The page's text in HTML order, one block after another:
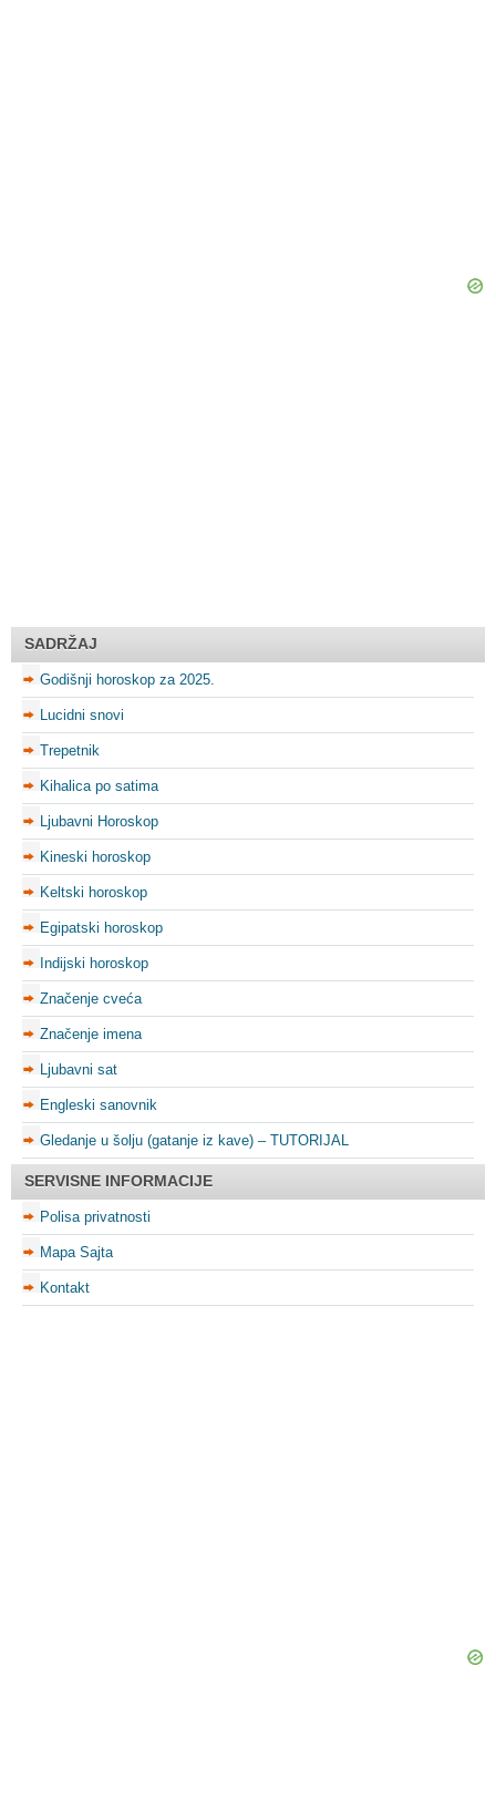
SADRŽAJ
Godišnji horoskop za 2025.
Lucidni snovi
Trepetnik
Kihalica po satima
Ljubavni Horoskop
Kineski horoskop
Keltski horoskop
Egipatski horoskop
Indijski horoskop
Značenje cveća
Značenje imena
Ljubavni sat
Engleski sanovnik
Gledanje u šolju (gatanje iz kave) – TUTORIJAL
SERVISNE INFORMACIJE
Polisa privatnosti
Mapa Sajta
Kontakt